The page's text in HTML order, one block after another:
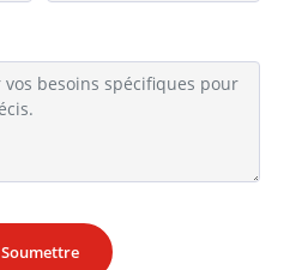
Soumettre